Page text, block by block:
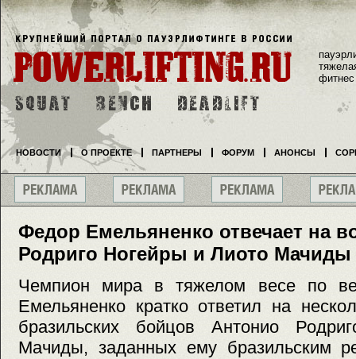
Федор Емельяненко отвечает на
Родриго Ногейры и Лиото Мачиды
Чемпион мира в тяжелом весе по
Емельяненко кратко ответил на
бразильских бойцов Антонио
Мачиды, заданных ему бразильским
фитнес
НОВОСТИ О ПРОЕКТЕ ПАРТНЕРЫ ФОРУМ АНОНСЫ